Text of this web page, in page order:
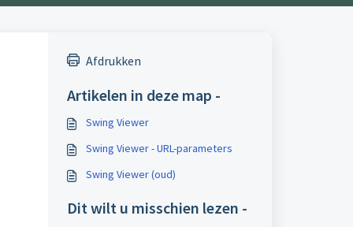
Afdrukken
Artikelen in deze map -
Swing Viewer
Swing Viewer - URL-parameters
Swing Viewer (oud)
Dit wilt u misschien lezen -